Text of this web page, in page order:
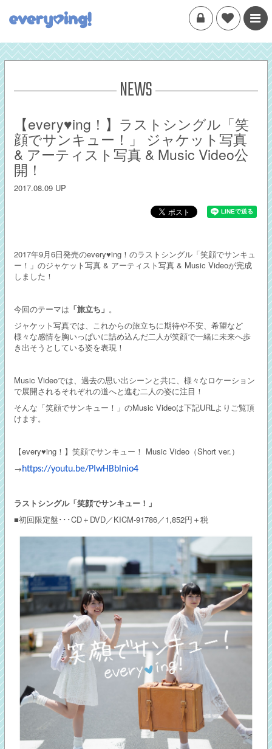
NEWS
【every♥ing！】ラストシングル「笑
顔でサンキュー！」 ジャケット写真
& アーティスト写真 & Music Video公
開！
2017.08.09 UP
2017年9月6日発売のevery♥ing！のラストシングル「笑顔でサンキュ
ー！」のジャケット写真 & アーティスト写真 & Music Videoが完成
しました！
今回のテーマは 「旅立ち」 。
ジャケット写真では、これからの旅立ちに期待や不安、希望など
様々な感情を胸いっぱいに詰め込んだ二人が笑顔で一緒に未来へ歩
き出そうとしている姿を表現！
Music Videoでは、過去の思い出シーンと共に、様々なロケーション
で展開されるそれぞれの道へと進む二人の姿に注目！
そんな「笑顔でサンキュー！」のMusic Videoは下記URLよりご覧頂
けます。
【every♥ing！】笑顔でサンキュー！ Music Video（Short ver.）
→https://youtu.be/PIwHBblnio4
ラストシングル「笑顔でサンキュー！」
■初回限定盤･･･CD＋DVD／KICM-91786／1,852円＋税